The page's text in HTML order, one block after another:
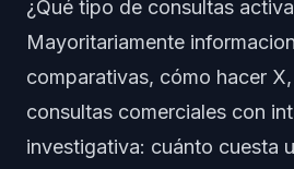
¿Qué tipo de consultas
Mayoritariamente
comparativas, cómo hacer
consultas comerciales con
investigativa: cuánto cuesta